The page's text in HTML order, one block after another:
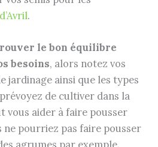
.
le bon équilibre
besoins, alors notez vos
jardinage ainsi que les types
de cultiver dans la
vous aider à faire pousser
ne pourriez pas faire pousser
agrumes par exemple.